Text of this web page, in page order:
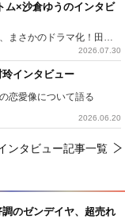
調のゼンデイヤ、超売れ
ム×沙倉ゆうのインタビ
『侍タイムスリッパー』ファンに贈る、まさかのドラマ化！田村ツトム×沙倉ゆうのが語る『心配無用ノ介』撮影秘話
2026.07.30
玲インタビュー
恋愛像について語る
2026.06.20
ンタビュー記事一覧